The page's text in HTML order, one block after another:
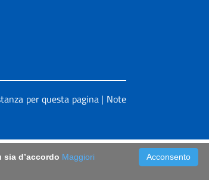
per questa pagina| Note
Acconsento
d’accordo Maggiori